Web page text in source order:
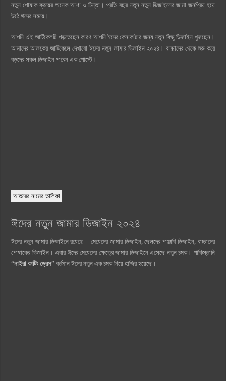
জেনে নিন, বর্তমানে মোবাইল ঘড়ি দাম কত ২০২৫
নতুন পোষাক ক্রয়ের অনেক আশা ও চিন্তা। প্রতি বছর নতুন নতুন ডিজাইনের জামা জনপ্রিয় হয়ে
উঠে ঈদের সময়ে।
আপনি এই আর্টিকেলটি পড়তেছেন কারণ আপনি ঈদের কেনাকাটার জন্য নতুন কিছু ডিজাইন খুজছেন।
আমাদের আজকের আর্টিকেলে দেখাবো ঈদের নতুন জামার ডিজাইন ২০২৪। বাচ্চাদের থেকে শুরু করে
বড়দের সকল ডিজাইন পাবেন এক পোস্টে।
আতরের নামের তালিকা
ঈদের নতুন জামার ডিজাইন ২০২৪
ঈদের নতুন জামার ডিজাইনে রয়েছে – মেয়েদের জামার ডিজাইন, ছেলদের পাঞ্জাবি ডিজাইন, বাচ্চাদের
পোষাকের ডিজাইন। এবার ঈদের মেয়েদের ক্ষেত্রে জামার ডিজাইনে এসেছে নতুন চমক। পাকিস্তানি
“নাইরা কাটিং ড্রেস” বর্তমান ঈদের নতুন এক চমক নিয়ে হাজির হয়েছে।